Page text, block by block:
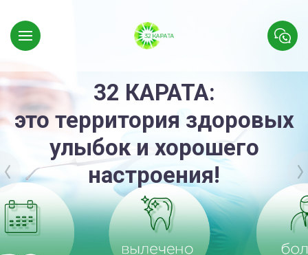
32 КАРАТА:
это территория здоровых
улыбок и хорошего
настроения!